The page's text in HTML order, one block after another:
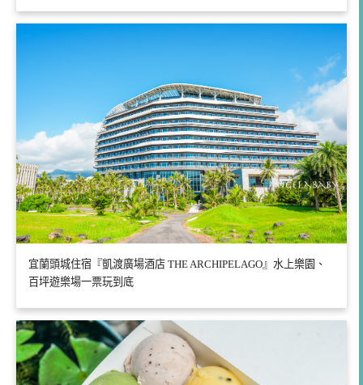
宜蘭頭城住宿『凱渡廣場酒店 THE ARCHIPELAGO』水上樂園、
百坪遊樂場一票玩到底